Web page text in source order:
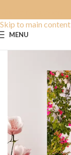
Skip to main content
MENU